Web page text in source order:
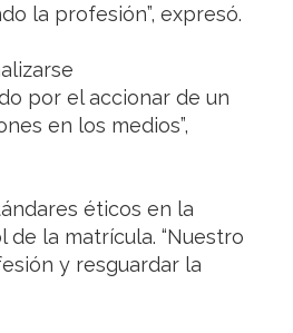
la profesión”, expresó.
por el accionar de un
en los medios”,
éticos en la
la matrícula. “Nuestro
y resguardar la